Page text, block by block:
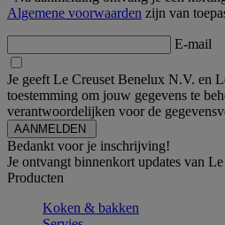
Algemene voorwaarden zijn van
E-mail
Je geeft Le Creuset Benelux N.V. en
toestemming om jouw gegevens te
verantwoordelijken voor de
Bedankt voor je inschrijving!
Je ontvangt binnenkort updates van Le
Producten
Koken & bakken